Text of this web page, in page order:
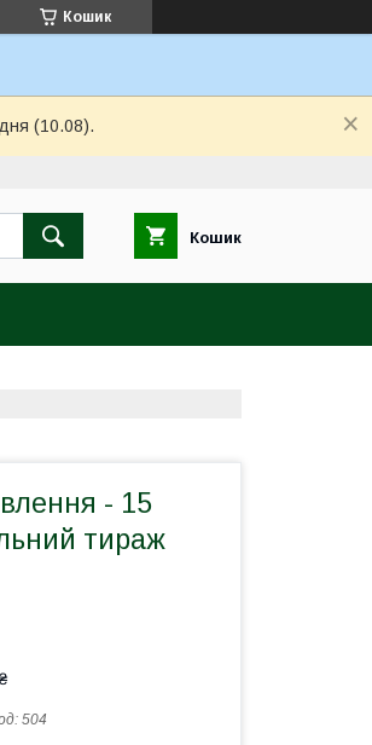
Кошик
(10.08).
Кошик
- 15
тираж
504